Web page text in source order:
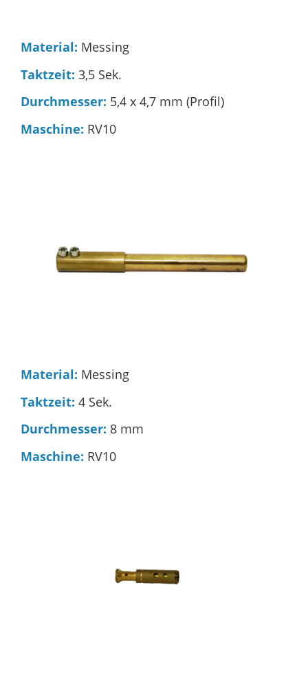
Material: Messing
Taktzeit: 3,5 Sek.
Durchmesser: 5,4 x 4,7 mm (Profil)
Maschine: RV10
Material: Messing
Taktzeit: 4 Sek.
Durchmesser: 8 mm
Maschine: RV10